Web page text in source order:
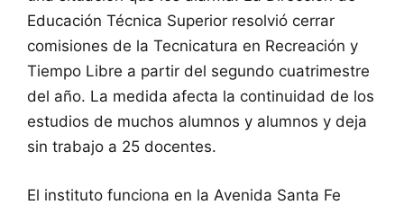
Educación Técnica Superior resolvió cerrar
comisiones de la Tecnicatura en Recreación y
Tiempo Libre a partir del segundo cuatrimestre
del año. La medida afecta la continuidad de los
estudios de muchos alumnos y alumnos y deja
sin trabajo a 25 docentes.
El instituto funciona en la Avenida Santa Fe